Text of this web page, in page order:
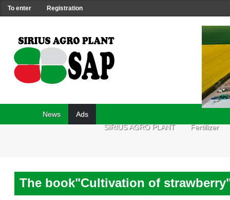
To enter Registration
News
Ads
SIRIUS AGRO PLANT
Fertilizer
The book"Cultivation of